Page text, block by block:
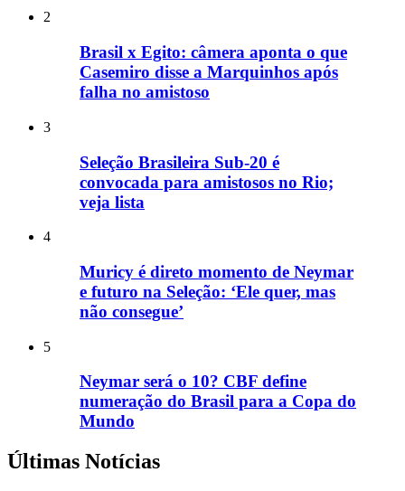
2
Brasil x Egito: câmera aponta o que
Casemiro disse a Marquinhos após
falha no amistoso
3
Seleção Brasileira Sub-20 é
convocada para amistosos no Rio;
veja lista
4
Muricy é direto momento de Neymar
e futuro na Seleção: ‘Ele quer, mas
não consegue’
5
Neymar será o 10? CBF define
numeração do Brasil para a Copa do
Mundo
Últimas Notícias